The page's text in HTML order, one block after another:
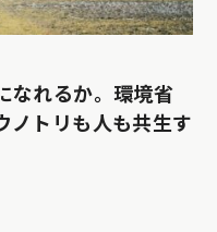
なれるか。環境省
ノトリも人も共生す